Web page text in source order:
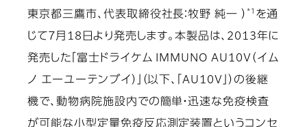
東京都三鷹市、代表取締役社長：牧野 純一 ） *１
を通
じて7月18日より発売します。本製品は、2013年に
発売した「富士ドライケム IMMUNO AU10V（イム
ノ エーユーテンブイ）」（以下、「AU10V」）の後継
機で、動物病院施設内での簡単・迅速な免疫検査
が可能な小型定量免疫反応測定装置というコンセ